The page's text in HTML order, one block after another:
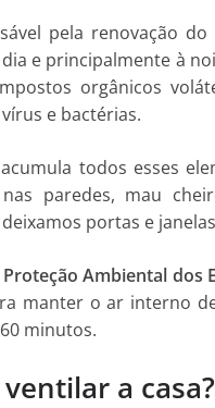
pela renovação
e principalmente à
orgânicos
e bactérias.
todos esses
paredes, mau
portas e
Ambiental dos
manter o ar interno
minutos.
a casa?